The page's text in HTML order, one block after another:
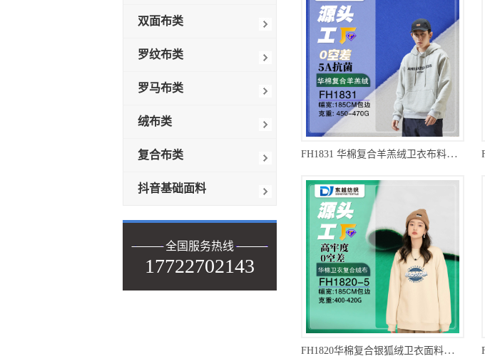
FH1831 华棉复合羊羔绒卫衣布料冬季外套卫裤加厚一体绒面料
FH1820华棉复合银狐绒卫衣面料冬季加绒外套卫衣布料
双面布类
罗纹布类
罗马布类
绒布类
复合布类
抖音基础面料
全国服务热线
17722702143